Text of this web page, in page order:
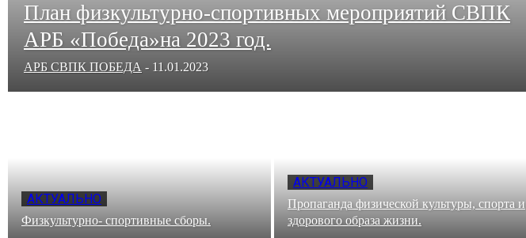
План физкультурно-спортивных мероприятий СВПК
АРБ «Победа»на 2023 год.
АРБ СВПК ПОБЕДА - 11.01.2023
АКТУАЛЬНО
Физкультурно- спортивные сборы.
АКТУАЛЬНО
Пропаганда физической культуры, спорта и
здорового образа жизни.